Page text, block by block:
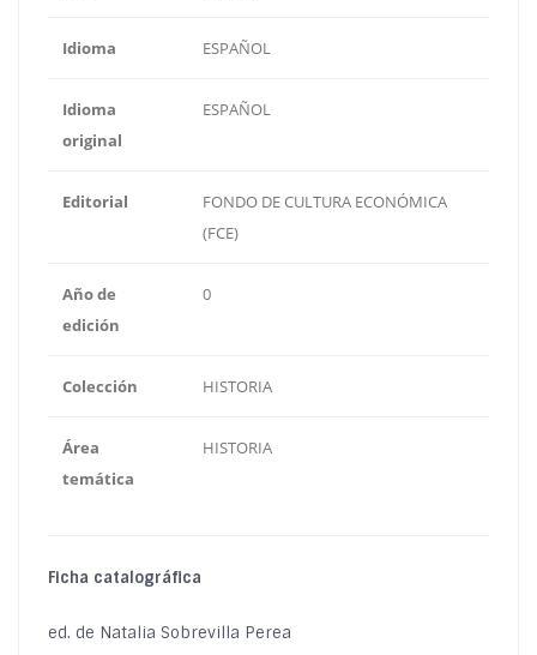
Idioma ESPAÑOL
Idioma
original
ESPAÑOL
Editorial
FONDO DE CULTURA ECONÓMICA
(FCE)
Año de
edición
0
Colección HISTORIA
Área
temática
HISTORIA
Ficha catalográfica
ed. de Natalia Sobrevilla Perea